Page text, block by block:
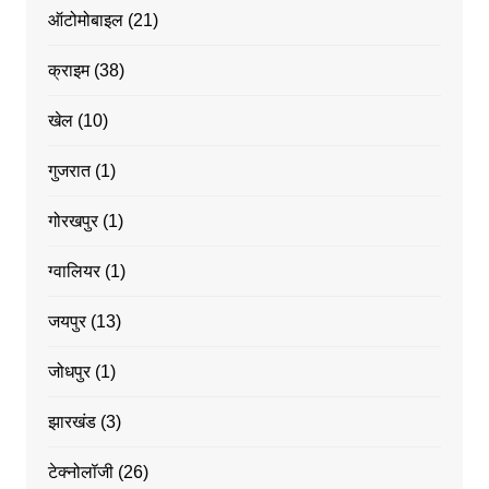
ऑटोमोबाइल(21)
क्राइम(38)
खेल(10)
गुजरात(1)
गोरखपुर(1)
ग्वालियर(1)
जयपुर(13)
जोधपुर(1)
झारखंड(3)
टेक्नोलॉजी(26)